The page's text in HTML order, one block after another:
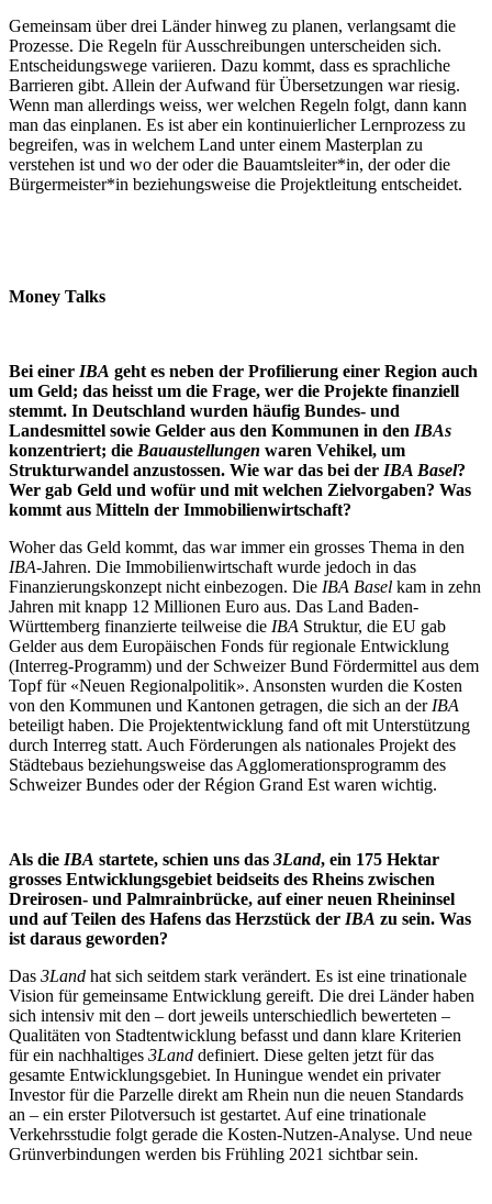
Gemeinsam über drei Länder hinweg zu planen, verlangsamt die
Prozesse. Die Regeln für Ausschreibungen unterscheiden sich.
Entscheidungswege variieren. Dazu kommt, dass es sprachliche
Barrieren gibt. Allein der Aufwand für Übersetzungen war riesig.
Wenn man allerdings weiss, wer welchen Regeln folgt, dann kann
man das einplanen. Es ist aber ein kontinuierlicher Lernprozess zu
begreifen, was in welchem Land unter einem Masterplan zu
verstehen ist und wo der oder die Bauamtsleiter*in, der oder die
Bürgermeister*in beziehungsweise die Projektleitung entscheidet.
Money Talks
Bei einer IBA geht es neben der Profilierung einer Region auch
um Geld; das heisst um die Frage, wer die Projekte finanziell
stemmt. In Deutschland wurden häufig Bundes- und
Landesmittel sowie Gelder aus den Kommunen in den IBAs
konzentriert; die Bauaustellungen waren Vehikel, um
Strukturwandel anzustossen. Wie war das bei der IBA Basel?
Wer gab Geld und wofür und mit welchen Zielvorgaben? Was
kommt aus Mitteln der Immobilienwirtschaft?
Woher das Geld kommt, das war immer ein grosses Thema in den
IBA-Jahren. Die Immobilienwirtschaft wurde jedoch in das
Finanzierungskonzept nicht einbezogen. Die IBA Basel kam in zehn
Jahren mit knapp 12 Millionen Euro aus. Das Land Baden-
Württemberg finanzierte teilweise die IBA Struktur, die EU gab
Gelder aus dem Europäischen Fonds für regionale Entwicklung
(Interreg-Programm) und der Schweizer Bund Fördermittel aus dem
Topf für «Neuen Regionalpolitik». Ansonsten wurden die Kosten
von den Kommunen und Kantonen getragen, die sich an derIBA
beteiligt haben. Die Projektentwicklung fand oft mit Unterstützung
durch Interreg statt. Auch Förderungen als nationales Projekt des
Städtebaus beziehungsweise das Agglomerationsprogramm des
Schweizer Bundes oder der Région Grand Est waren wichtig.
Als die IBA startete, schien uns das 3Land, ein 175 Hektar
grosses Entwicklungsgebiet beidseits des Rheins zwischen
Dreirosen- und Palmrainbrücke, auf einer neuen Rheininsel
und auf Teilen des Hafens das Herzstück der IBA zu sein. Was
ist daraus geworden?
Das 3Land hat sich seitdem stark verändert. Es ist eine trinationale
Vision für gemeinsame Entwicklung gereift. Die drei Länder haben
sich intensiv mit den – dort jeweils unterschiedlich bewerteten –
Qualitäten von Stadtentwicklung befasst und dann klare Kriterien
für ein nachhaltiges 3Land definiert. Diese gelten jetzt für das
gesamte Entwicklungsgebiet. In Huningue wendet ein privater
Investor für die Parzelle direkt am Rhein nun die neuen Standards
an – ein erster Pilotversuch ist gestartet. Auf eine trinationale
Verkehrsstudie folgt gerade die Kosten-Nutzen-Analyse. Und neue
Grünverbindungen werden bis Frühling 2021 sichtbar sein.